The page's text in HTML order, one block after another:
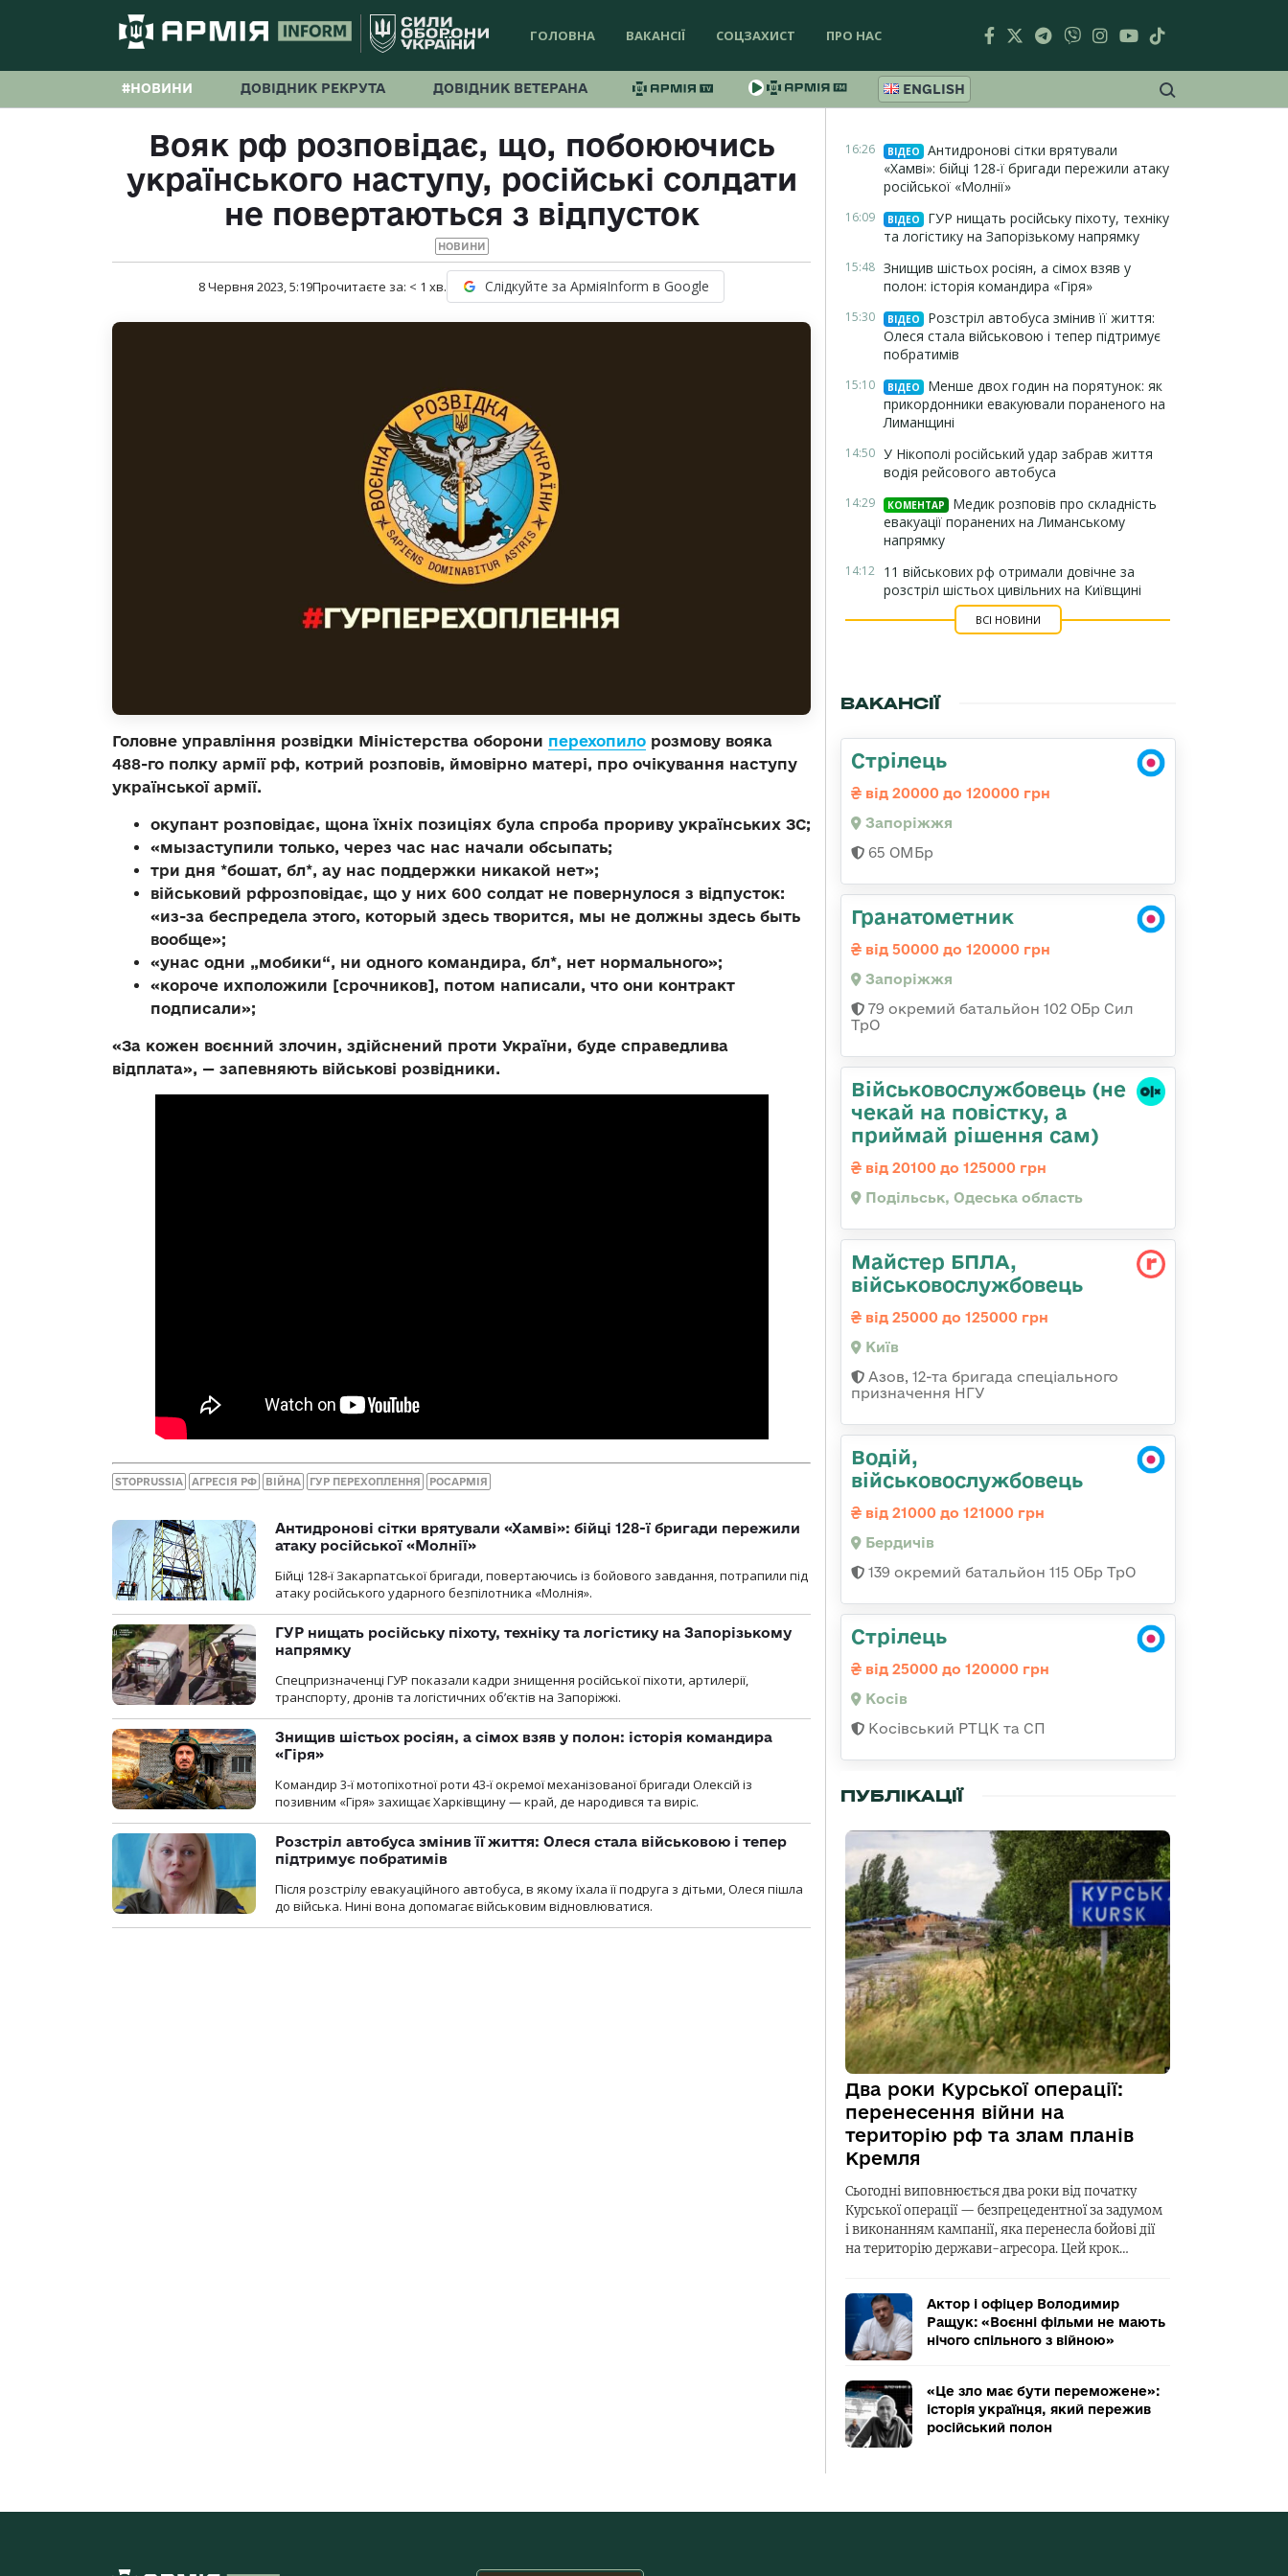
ГОЛОВНА ВАКАНСІЇ СОЦЗАХИСТ ПРО НАС
#НОВИНИ ДОВІДНИК РЕКРУТА ДОВІДНИК ВЕТЕРАНА ENGLISH
Вояк рф розповідає, що, побоюючись
українського наступу, російські солдати
не повертаються з відпусток
НОВИНИ
8 Червня 2023, 5:19Прочитаєте за: < 1 хв. Слідкуйте за АрміяInform в Google
Головне управління розвідки Міністерства оборони перехопило розмову вояка
488-го полку армії рф, котрий розповів, ймовірно матері, про очікування наступу
української армії.
окупант розповідає, щона їхніх позиціях була спроба прориву українських ЗС;
«мызаступили только, через час нас начали обсыпать;
три дня *бошат, бл*, ау нас поддержки никакой нет»;
військовий рфрозповідає, що у них 600 солдат не повернулося з відпусток:
«из-за беспредела этого, который здесь творится, мы не должны здесь быть
вообще»;
«унас одни „мобики“, ни одного командира, бл*, нет нормального»;
«короче ихположили [срочников], потом написали, что они контракт
подписали»;
«За кожен воєнний злочин, здійснений проти України, буде справедлива
відплата», — запевняють військові розвідники.
STOPRUSSIA АГРЕСІЯ РФ ВІЙНА ГУР ПЕРЕХОПЛЕННЯ РОСАРМІЯ
Антидронові сітки врятували «Хамві»: бійці 128-ї бригади пережили
атаку російської «Молнії»
Бійці 128-ї Закарпатської бригади, повертаючись із бойового завдання, потрапили під
атаку російського ударного безпілотника «Молнія».
ГУР нищать російську піхоту, техніку та логістику на Запорізькому
напрямку
Спецпризначенці ГУР показали кадри знищення російської піхоти, артилерії,
транспорту, дронів та логістичних об’єктів на Запоріжжі.
Знищив шістьох росіян, а сімох взяв у полон: історія командира
«Гіря»
Командир 3-ї мотопіхотної роти 43-ї окремої механізованої бригади Олексій із
позивним «Гіря» захищає Харківщину — край, де народився та виріс.
Розстріл автобуса змінив її життя: Олеся стала військовою і тепер
підтримує побратимів
Після розстрілу евакуаційного автобуса, в якому їхала її подруга з дітьми, Олеся пішла
до війська. Нині вона допомагає військовим відновлюватися.
16:26 ВІДЕО
Антидронові сітки врятували
«Хамві»: бійці 128-ї бригади пережили атаку
російської «Молнії»
16:09 ВІДЕО
ГУР нищать російську піхоту, техніку
та логістику на Запорізькому напрямку
15:48 Знищив шістьох росіян, а сімох взяв у
полон: історія командира «Гіря»
15:30 ВІДЕО
Розстріл автобуса змінив її життя:
Олеся стала військовою і тепер підтримує
побратимів
15:10 ВІДЕО
Менше двох годин на порятунок: як
прикордонники евакуювали пораненого на
Лиманщині
14:50 У Нікополі російський удар забрав життя
водія рейсового автобуса
14:29 КОМЕНТАР
Медик розповів про складність
евакуації поранених на Лиманському
напрямку
14:12 11 військових рф отримали довічне за
розстріл шістьох цивільних на Київщині
ВСІ НОВИНИ
ВАКАНСІЇ
Стрілець
від 20000 до 120000 грн
Запоріжжя
65 ОМБр
Гранатометник
від 50000 до 120000 грн
Запоріжжя
79 окремий батальйон 102 ОБр Сил
ТрО
Військовослужбовець (не
чекай на повістку, а
приймай рішення сам)
від 20100 до 125000 грн
Подільськ, Одеська область
Майстер БПЛА,
військовослужбовець
від 25000 до 125000 грн
Київ
Азов, 12-та бригада спеціального
призначення НГУ
Водій,
військовослужбовець
від 21000 до 121000 грн
Бердичів
139 окремий батальйон 115 ОБр ТрО
Стрілець
від 25000 до 120000 грн
Косів
Косівський РТЦК та СП
ПУБЛІКАЦІЇ
Два роки Курської операції:
перенесення війни на
територію рф та злам планів
Кремля
Сьогодні виповнюється два роки від початку
Курської операції — безпрецедентної за задумом
і виконанням кампанії, яка перенесла бойові дії
на територію держави-агресора. Цей крок…
Актор і офіцер Володимир
Ращук: «Воєнні фільми не мають
нічого спільного з війною»
«Це зло має бути переможене»:
історія українця, який пережив
російський полон